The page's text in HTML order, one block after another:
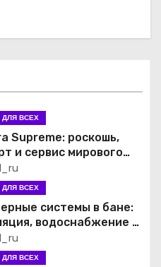
ВСЕХ
Supreme: роскошь,
и сервис мирового
ВСЕХ
системы в бане:
водоснабжение и
ВСЕХ